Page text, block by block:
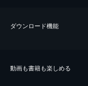
ダウンロード機能
動画も書籍も楽しめる